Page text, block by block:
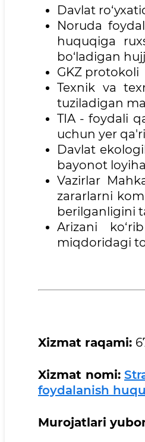
Davlat
Noruda
huquqiga
bo‘ladigan
GKZ protokoli
Texnik va
tuziladigan
TIA - foydali
uchun yer
Davlat
bayonot
Vazirlar
zararlarni
berilganligini
Arizani
miqdoridagi
Xizmat raqami:
Xizmat nomi:
foydalanish
Murojatlari